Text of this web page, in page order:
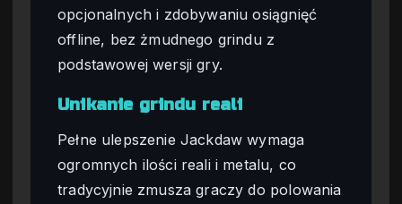
opcjonalnych i zdobywaniu osiągnięć
offline, bez żmudnego grindu z
podstawowej wersji gry.
Unikanie grindu reali
Pełne ulepszenie Jackdaw wymaga
ogromnych ilości reali i metalu, co
tradycyjnie zmusza graczy do polowania